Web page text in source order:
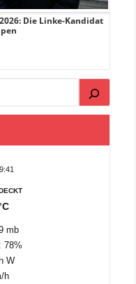
Die Linke-Kandidat
mb
78%
W
h